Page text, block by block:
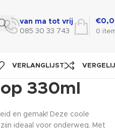
van ma tot vrij
085 30 33 743
0
€
VERLANGLIJST
330ml
en gemak! Deze coole
ideaal voor onderweg. Met